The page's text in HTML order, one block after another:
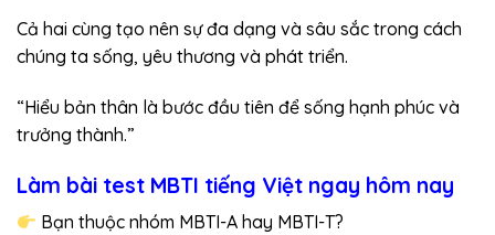
Cả hai cùng tạo nên sự đa dạng và sâu sắc trong cách
chúng ta sống, yêu thương và phát triển.
“Hiểu bản thân là bước đầu tiên để sống hạnh phúc và
trưởng thành.”
Làm bài test MBTI tiếng Việt ngay hôm nay
Bạn thuộc nhóm MBTI-A hay MBTI-T?